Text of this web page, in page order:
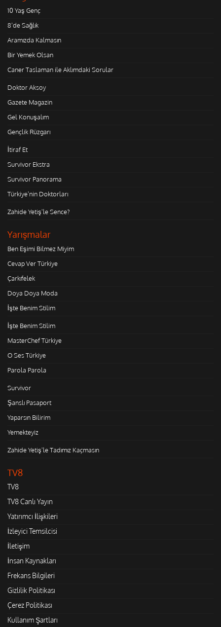
10 Yaş Genç
8'de Sağlık
Aramızda Kalmasın
Bir Yemek Olsan
Caner Taslaman ile Aklımdaki Sorular
Doktor Aksoy
Gazete Magazin
Gel Konuşalım
Gençlik Rüzgarı
İtiraf Et
Survivor Ekstra
Survivor Panorama
Türkiye'nin Doktorları
Zahide Yetiş'le Sence?
Yarışmalar
Ben Eşimi Bilmez Miyim
Cevap Ver Türkiye
Çarkıfelek
Doya Doya Moda
İşte Benim Stilim
İşte Benim Stilim
MasterChef Türkiye
O Ses Türkiye
Parola Parola
Survivor
Şanslı Pasaport
Yaparsın Bilirim
Yemekteyiz
Zahide Yetiş'le Tadımız Kaçmasın
TV8
TV8
TV8 Canlı Yayın
Yatırımcı İlişkileri
İzleyici Temsilcisi
İletişim
İnsan Kaynakları
Frekans Bilgileri
Gizlilik Politikası
Çerez Politikası
Kullanım Şartları